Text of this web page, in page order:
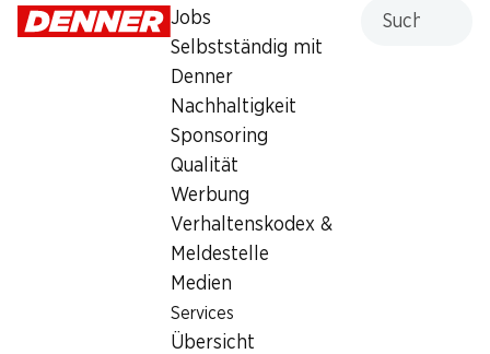
Jobs
Selbstständig mit
Denner
Nachhaltigkeit
Sponsoring
Qualität
Werbung
Verhaltenskodex &
Meldestelle
Medien
Services
Übersicht
Artikelnummer1021071
Was andere Kunden kaufen